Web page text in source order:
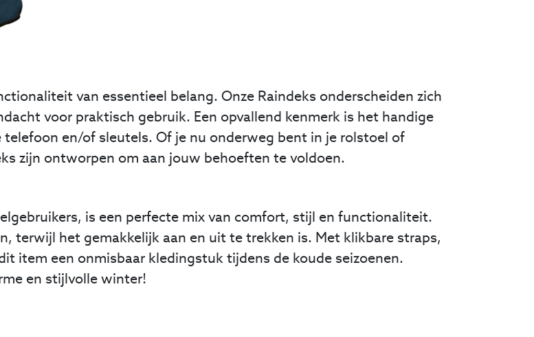
van essentieel belang. Onze Raindeks onderscheiden zich
voor praktisch gebruik. Een opvallend kenmerk is het handige
en/of sleutels. Of je nu onderweg bent in je rolstoel of
zijn ontworpen om aan jouw behoeften te voldoen.
is een perfecte mix van comfort, stijl en functionaliteit.
terwijl het gemakkelijk aan en uit te trekken is. Met klikbare straps,
item een onmisbaar kledingstuk tijdens de koude seizoenen.
en stijlvolle winter!